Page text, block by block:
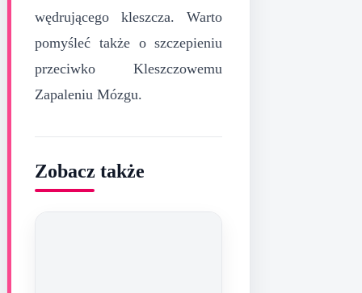
wędrującego kleszcza. Warto
pomyśleć także o szczepieniu
przeciwko Kleszczowemu
Zapaleniu Mózgu.
Zobacz także